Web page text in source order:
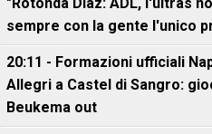
sempre con la gente l'unico
20:11 - Formazioni ufficiali
Allegri a Castel di Sangro:
Beukema out